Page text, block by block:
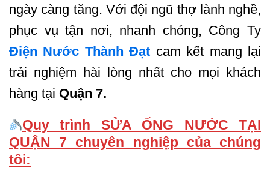
ngày càng tăng. Với đội ngũ thợ lành nghề,
phục vụ tận nơi, nhanh chóng, Công Ty
Điện Nước Thành Đạt cam kết mang lại
trải nghiệm hài lòng nhất cho mọi khách
hàng tại Quận 7.
Quy trình SỬA ỐNG NƯỚC TẠI
QUẬN 7 chuyên nghiệp của chúng
tôi: